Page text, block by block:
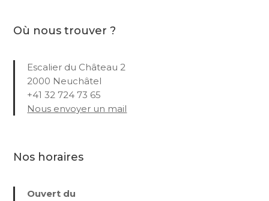
Où nous trouver ?
Escalier du Château 2
2000 Neuchâtel
+41 32 724 73 65
Nous envoyer un mail
Nos horaires
Ouvert du